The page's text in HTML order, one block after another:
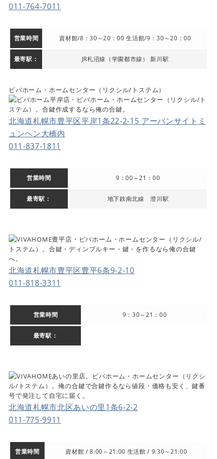
011-764-7011
営業時間 資材館/8：30～20：00 生活館/9：30～20：00
最寄駅： JR札沼線（学園都市線） 新川駅
ビバホーム・ホームセンター（リクシル/トステム）
北海道札幌市豊平区平岸1条22-2-15 アーバンサイトミ
ュンヘン大橋内
011-837-1811
営業時間 9：00～21：00
最寄駅： 地下鉄南北線 澄川駅
北海道札幌市豊平区豊平6条9-2-10
011-818-3311
営業時間 9：30～21：00
最寄駅：
北海道札幌市北区あいの里1条6-2-2
011-775-9911
営業時間 資材館 / 8:00～21:00 生活館 / 9:30～21:00